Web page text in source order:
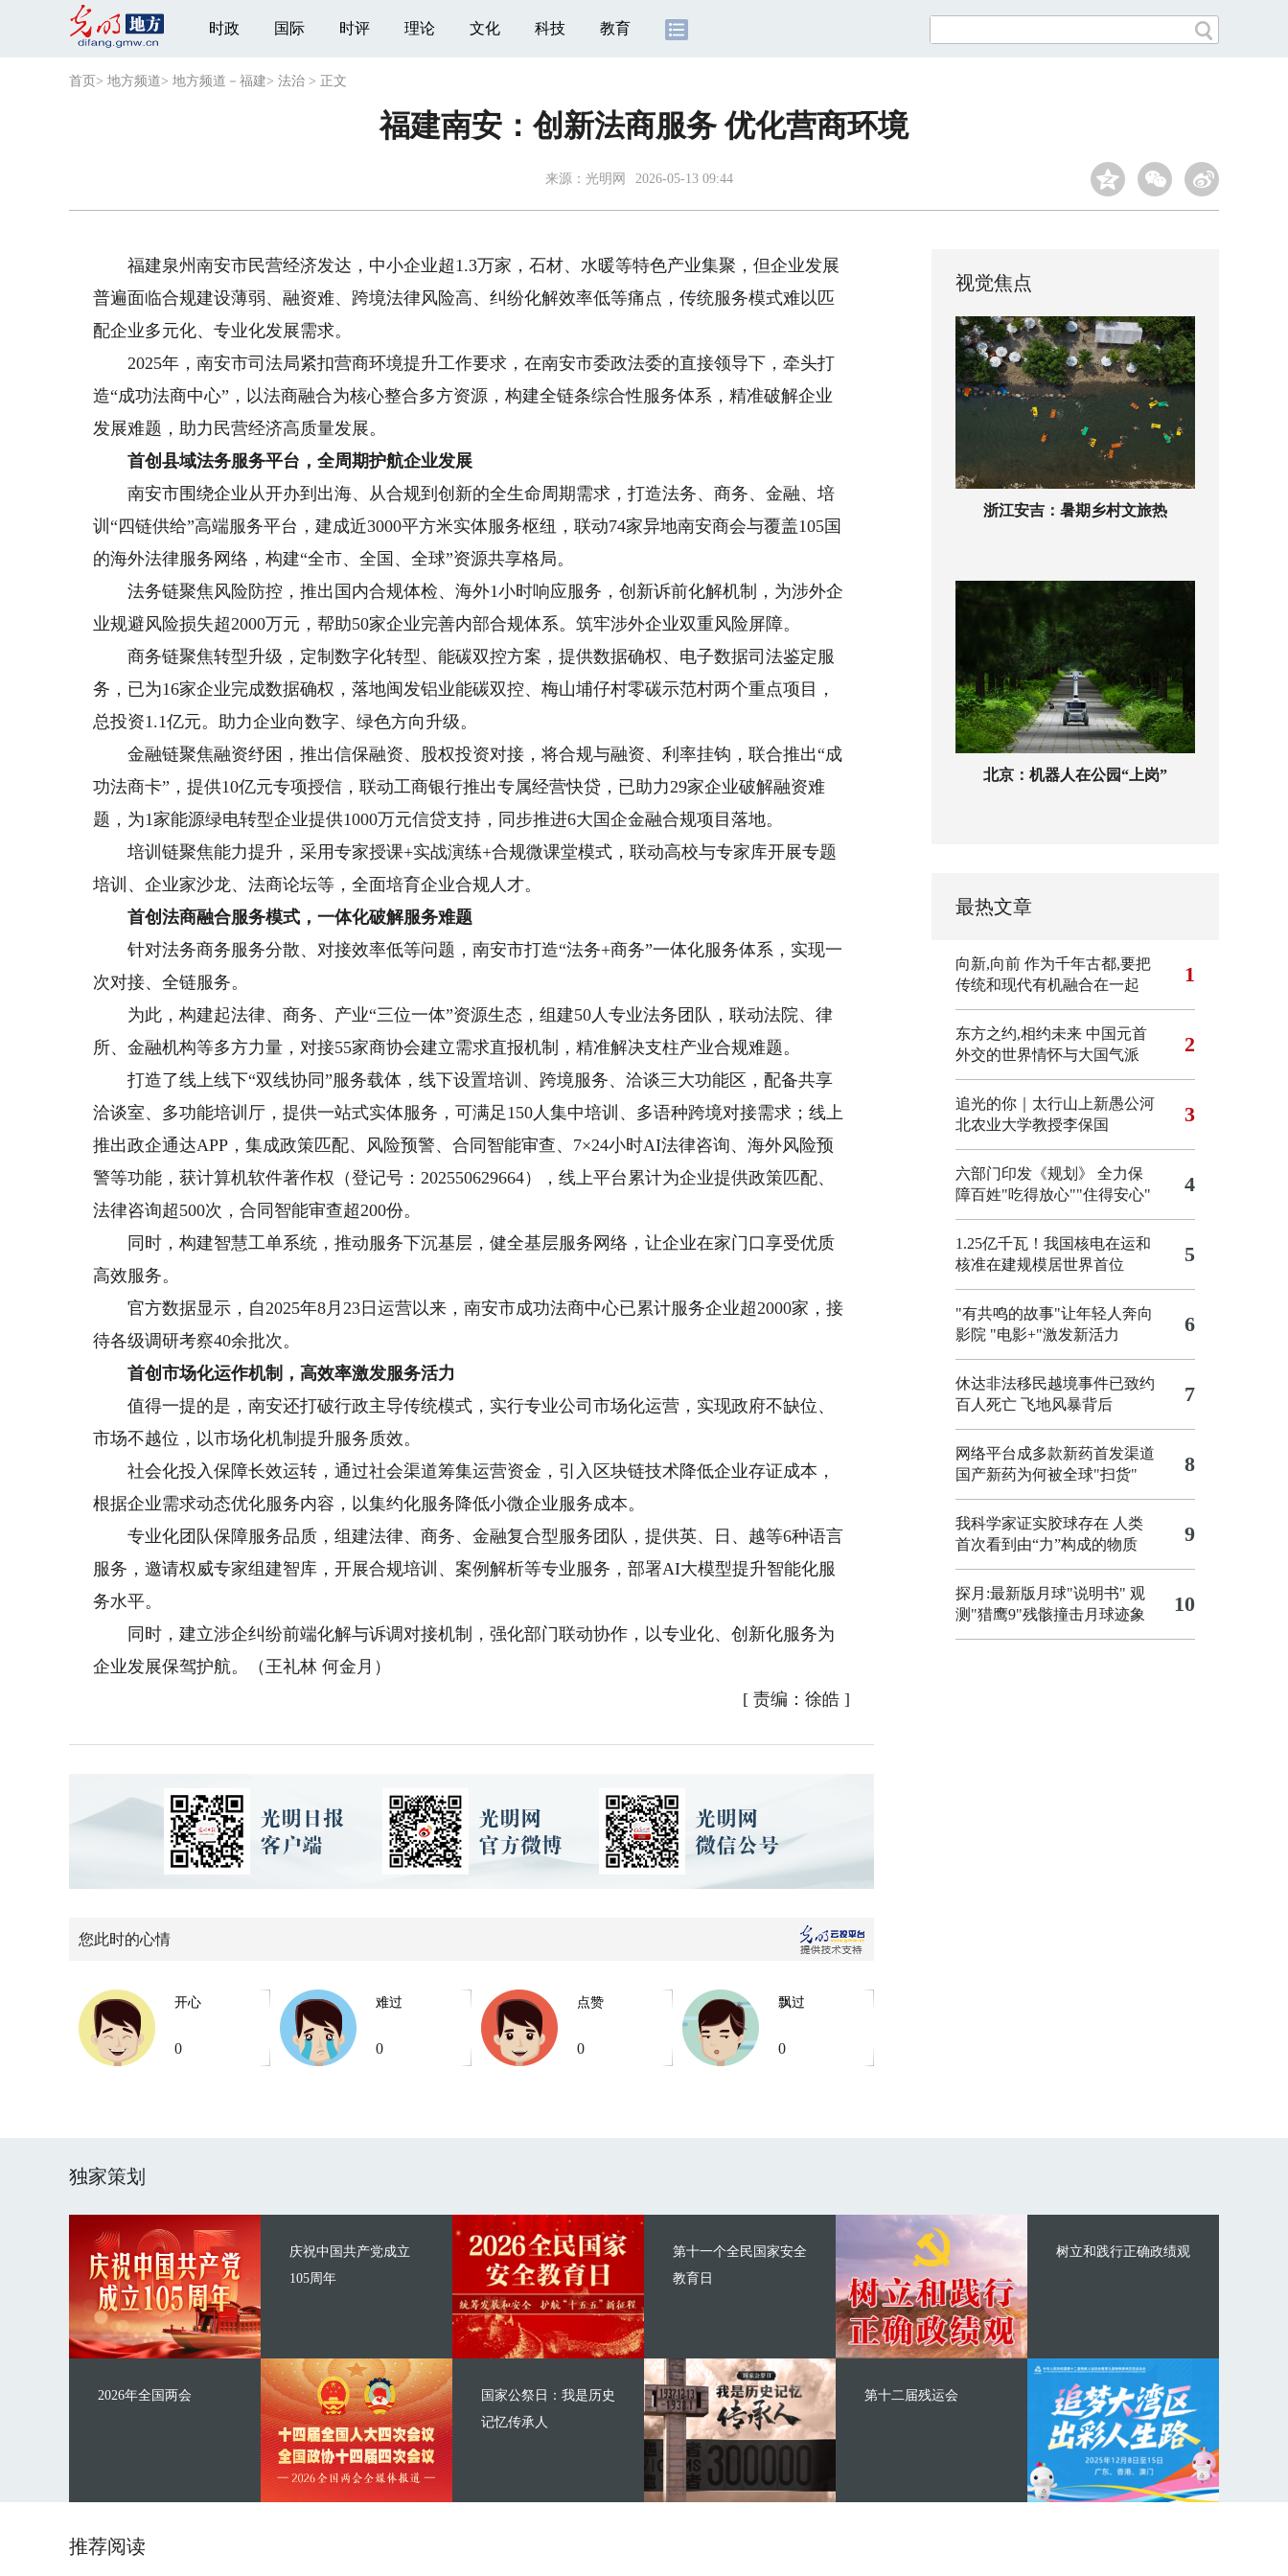
时政 国际 时评 理论 文化 科技 教育
首页 > 地方频道> 地方频道－福建> 法治 > 正文
福建南安：创新法商服务 优化营商环境
来源： 光明网 2026-05-13 09:44
福建泉州南安市民营经济发达，中小企业超1.3万家，石材、水暖等特色产业集聚，但企业发展
普遍面临合规建设薄弱、融资难、跨境法律风险高、纠纷化解效率低等痛点，传统服务模式难以匹
配企业多元化、专业化发展需求。
2025年，南安市司法局紧扣营商环境提升工作要求，在南安市委政法委的直接领导下，牵头打
造“成功法商中心”，以法商融合为核心整合多方资源，构建全链条综合性服务体系，精准破解企业
发展难题，助力民营经济高质量发展。
首创县域法务服务平台，全周期护航企业发展
南安市围绕企业从开办到出海、从合规到创新的全生命周期需求，打造法务、商务、金融、培
训“四链供给”高端服务平台，建成近3000平方米实体服务枢纽，联动74家异地南安商会与覆盖105国
的海外法律服务网络，构建“全市、全国、全球”资源共享格局。
法务链聚焦风险防控，推出国内合规体检、海外1小时响应服务，创新诉前化解机制，为涉外企
业规避风险损失超2000万元，帮助50家企业完善内部合规体系。筑牢涉外企业双重风险屏障。
商务链聚焦转型升级，定制数字化转型、能碳双控方案，提供数据确权、电子数据司法鉴定服
务，已为16家企业完成数据确权，落地闽发铝业能碳双控、梅山埔仔村零碳示范村两个重点项目，
总投资1.1亿元。助力企业向数字、绿色方向升级。
金融链聚焦融资纾困，推出信保融资、股权投资对接，将合规与融资、利率挂钩，联合推出“成
功法商卡”，提供10亿元专项授信，联动工商银行推出专属经营快贷，已助力29家企业破解融资难
题，为1家能源绿电转型企业提供1000万元信贷支持，同步推进6大国企金融合规项目落地。
培训链聚焦能力提升，采用专家授课+实战演练+合规微课堂模式，联动高校与专家库开展专题
培训、企业家沙龙、法商论坛等，全面培育企业合规人才。
首创法商融合服务模式，一体化破解服务难题
针对法务商务服务分散、对接效率低等问题，南安市打造“法务+商务”一体化服务体系，实现一
次对接、全链服务。
为此，构建起法律、商务、产业“三位一体”资源生态，组建50人专业法务团队，联动法院、律
所、金融机构等多方力量，对接55家商协会建立需求直报机制，精准解决支柱产业合规难题。
打造了线上线下“双线协同”服务载体，线下设置培训、跨境服务、洽谈三大功能区，配备共享
洽谈室、多功能培训厅，提供一站式实体服务，可满足150人集中培训、多语种跨境对接需求；线上
推出政企通达APP，集成政策匹配、风险预警、合同智能审查、7×24小时AI法律咨询、海外风险预
警等功能，获计算机软件著作权（登记号：202550629664），线上平台累计为企业提供政策匹配、
法律咨询超500次，合同智能审查超200份。
同时，构建智慧工单系统，推动服务下沉基层，健全基层服务网络，让企业在家门口享受优质
高效服务。
官方数据显示，自2025年8月23日运营以来，南安市成功法商中心已累计服务企业超2000家，接
待各级调研考察40余批次。
首创市场化运作机制，高效率激发服务活力
值得一提的是，南安还打破行政主导传统模式，实行专业公司市场化运营，实现政府不缺位、
市场不越位，以市场化机制提升服务质效。
社会化投入保障长效运转，通过社会渠道筹集运营资金，引入区块链技术降低企业存证成本，
根据企业需求动态优化服务内容，以集约化服务降低小微企业服务成本。
专业化团队保障服务品质，组建法律、商务、金融复合型服务团队，提供英、日、越等6种语言
服务，邀请权威专家组建智库，开展合规培训、案例解析等专业服务，部署AI大模型提升智能化服
务水平。
同时，建立涉企纠纷前端化解与诉调对接机制，强化部门联动协作，以专业化、创新化服务为
企业发展保驾护航。（王礼林 何金月）
[ 责编：徐皓 ]
您此时的心情
开心
0
难过
0
点赞
0
飘过
0
视觉焦点
浙江安吉：暑期乡村文旅热
北京：机器人在公园“上岗”
最热文章
向新,向前 作为千年古都,要把
传统和现代有机融合在一起
1
东方之约,相约未来 中国元首
外交的世界情怀与大国气派
2
追光的你｜太行山上新愚公河
北农业大学教授李保国
3
六部门印发《规划》 全力保
障百姓"吃得放心""住得安心"
4
1.25亿千瓦！我国核电在运和
核准在建规模居世界首位
5
"有共鸣的故事"让年轻人奔向
影院 "电影+"激发新活力 6
休达非法移民越境事件已致约
百人死亡 飞地风暴背后 7
网络平台成多款新药首发渠道
国产新药为何被全球"扫货"
8
我科学家证实胶球存在 人类
首次看到由“力”构成的物质
9
探月:最新版月球"说明书" 观
测"猎鹰9"残骸撞击月球迹象
10
独家策划
庆祝中国共产党成立
105周年
2026年全国两会
第十一个全民国家安全
教育日
国家公祭日：我是历史
记忆传承人
树立和践行正确政绩观
第十二届残运会
推荐阅读